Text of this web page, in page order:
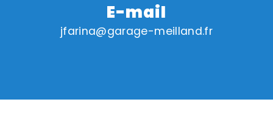
E-mail
jfarina@garage-meilland.fr